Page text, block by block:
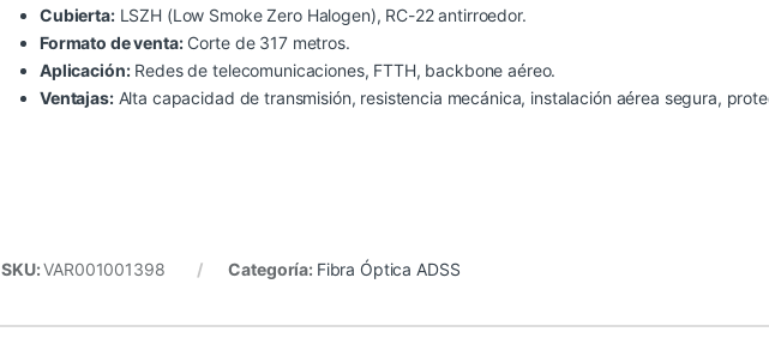
Cubierta:LSZH (Low Smoke Zero Halogen), RC-22 antirroedor.
Formato de venta:Corte de 317 metros.
Aplicación:Redes de telecomunicaciones, FTTH, backbone aéreo.
Ventajas:Alta capacidad de transmisión, resistencia mecánica, instalación aérea segura,
SKU:VAR001001398 Categoría: Fibra Óptica ADSS